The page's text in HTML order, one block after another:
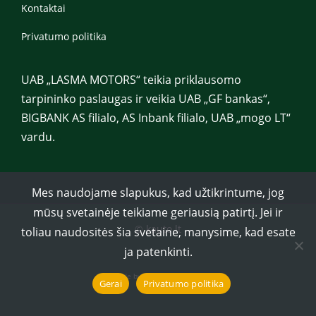
Kontaktai
Privatumo politika
UAB „LASMA MOTORS“ teikia priklausomo
tarpininko paslaugas ir veikia UAB „GF bankas“,
BIGBANK AS filialo, AS Inbank filialo, UAB „mogo LT“
vardu.
© kauto.lt
Made by DG WEB FACTORY.
Mes naudojame slapukus, kad užtikrintume, jog
mūsų svetainėje teikiame geriausią patirtį. Jei ir
toliau naudositės šia svetaine, manysime, kad esate
ja patenkinti.
Gerai Privatumo politika